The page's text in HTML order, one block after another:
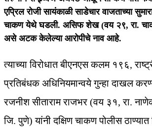
एप्रिल रोजी सायंकाळी साडेचार वाजताच्या
चाकण येथे घडली. असिफ शेख (वय २९, रा.
असे अटक केलेल्या आरोपीचे नाव आहे.
त्याच्या विरोधात बीएनएस कलम १९६,
प्रतिबंधक अधिनियमान्वये गुन्हा दाखल
रजनीश सीताराम राजभर (वय ३१, रा.
जि. पुणे) यांनी दक्षिण चाकण पोलीस ठाण्यात